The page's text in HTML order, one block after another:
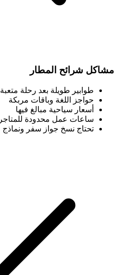
مشاكل شرائح المطار
طوابير طويلة بعد رحلة متعبة
حواجز اللغة وباقات مربكة
أسعار سياحية مبالغ فيها
ساعات عمل محدودة للمتاجر
تحتاج نسخ جواز سفر ونماذج